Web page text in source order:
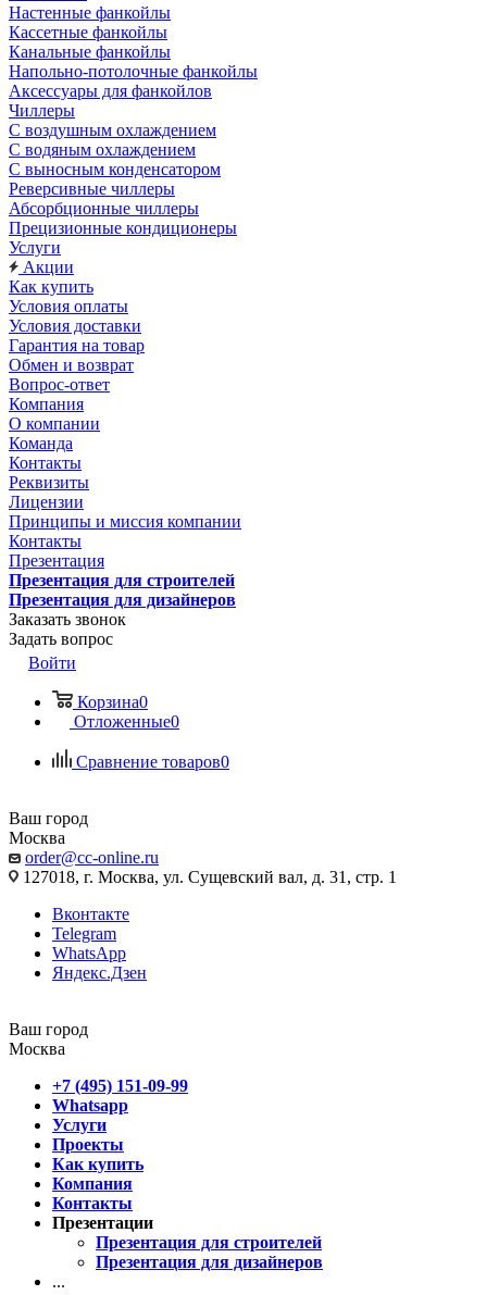
Настенные фанкойлы
Кассетные фанкойлы
Канальные фанкойлы
Напольно-потолочные фанкойлы
Аксессуары для фанкойлов
Чиллеры
С воздушным охлаждением
С водяным охлаждением
С выносным конденсатором
Реверсивные чиллеры
Абсорбционные чиллеры
Прецизионные кондиционеры
Услуги
Акции
Как купить
Условия оплаты
Условия доставки
Гарантия на товар
Обмен и возврат
Вопрос-ответ
Компания
О компании
Команда
Контакты
Реквизиты
Лицензии
Принципы и миссия компании
Контакты
Презентация
Презентация для строителей
Презентация для дизайнеров
Заказать звонок
Задать вопрос
Войти
Корзина0
Отложенные0
Сравнение товаров0
Ваш город
Москва
order@cc-online.ru
127018, г. Москва, ул. Сущевский вал, д. 31, стр. 1
Вконтакте
Telegram
WhatsApp
Яндекс.Дзен
Ваш город
Москва
+7 (495) 151-09-99
Whatsapp
Услуги
Проекты
Как купить
Компания
Контакты
Презентации
Презентация для строителей
Презентация для дизайнеров
...